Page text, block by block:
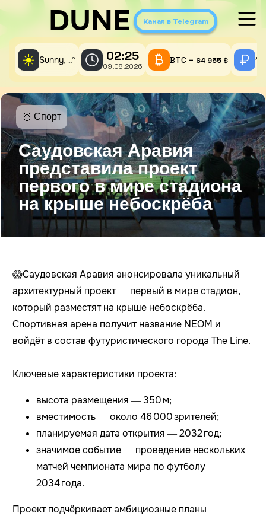
DUNE Канал в Telegram
☀️ Sunny, ..° 02:25
09.08.2026
BTC = 64 955 $ 1
Саудовская Аравия
представила проект
первого в мире стадиона
на крыше небоскрёба
🥇 Спорт
😱Саудовская Аравия анонсировала уникальный
архитектурный проект — первый в мире стадион,
который разместят на крыше небоскрёба.
Спортивная арена получит название NEOM и
войдёт в состав футуристического города The Line.
Ключевые характеристики проекта:
высота размещения — 350 м;
вместимость — около 46 000 зрителей;
планируемая дата открытия — 2032 год;
значимое событие — проведение нескольких
матчей чемпионата мира по футболу
2034 года.
Проект подчёркивает амбициозные планы